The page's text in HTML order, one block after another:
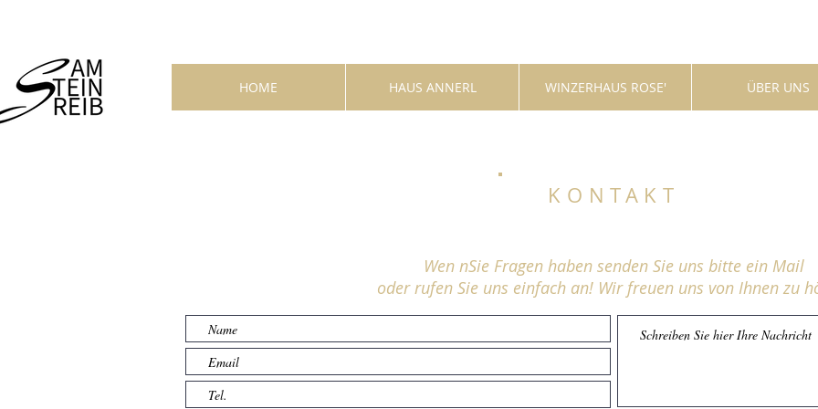
HOME HAUS ANNERL WINZERHAUS ROSE' ÜBER UNS
KONTAKT
Wen nSie Fragen haben senden Sie uns bitte ein Mail
oder rufen Sie uns einfach an! Wir freuen uns von Ihnen zu